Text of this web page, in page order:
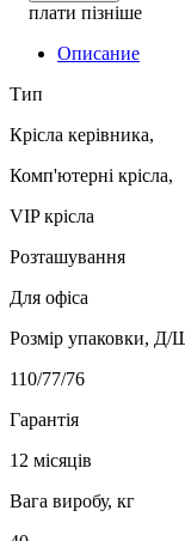
плати пізніше
Описание
Тип
Крісла керівника,
Комп'ютерні крісла,
VIP крісла
Розташування
Для офіса
Розмір упаковки,
110/77/76
Гарантія
12 місяців
Вага виробу, кг